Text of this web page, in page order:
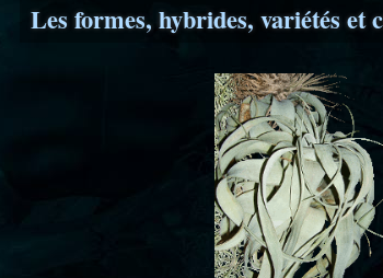
Les formes, hybrides, variétés et